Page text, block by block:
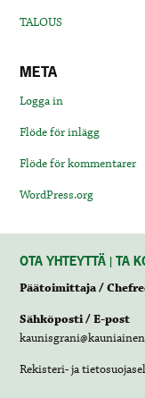
TALOUS
META
Logga in
Flöde för inlägg
Flöde för kommentarer
WordPress.org
OTA YHTEYTTÄ | TA
Päätoimittaja /
Sähköposti / E-post
Rekisteri- ja